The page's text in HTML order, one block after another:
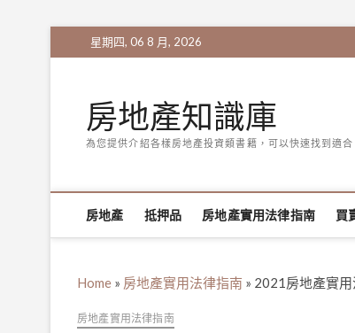
to
星期四, 06 8 月, 2026
房地產知識庫
為您提供介紹各樣房地產投資類書籍，可以快速找到適
房地產 抵押品 房地產實用法律指南 買
Home » 房地產實用法律指南 » 2021房地產實
房地產實用法律指南